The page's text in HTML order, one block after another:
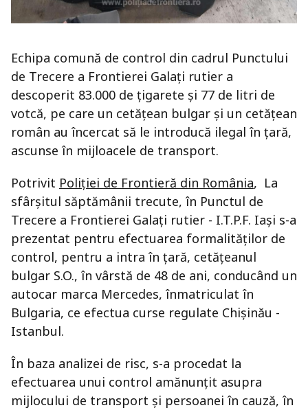
Echipa comună de control din cadrul Punctului
de Trecere a Frontierei Galați rutier a
descoperit 83.000 de ţigarete și 77 de litri de
votcă, pe care un cetățean bulgar și un cetățean
român au încercat să le introducă ilegal în ţară,
ascunse în mijloacele de transport.
Potrivit Poliției de Frontieră din România, La
sfârșitul săptămânii trecute, în Punctul de
Trecere a Frontierei Galați rutier - I.T.P.F. Iași s-a
prezentat pentru efectuarea formalităţilor de
control, pentru a intra în ţară, cetățeanul
bulgar S.O., în vârstă de 48 de ani, conducând un
autocar marca Mercedes, înmatriculat în
Bulgaria, ce efectua curse regulate Chișinău -
Istanbul.
În baza analizei de risc, s-a procedat la
efectuarea unui control amănunţit asupra
mijlocului de transport și persoanei în cauză, în